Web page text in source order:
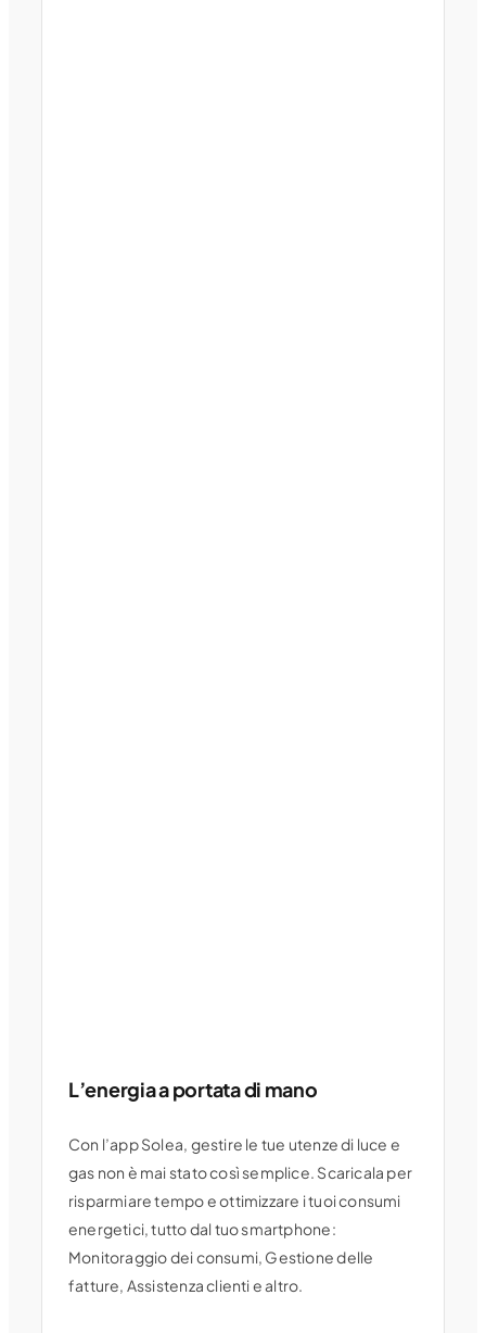
L’energia a portata di mano
Con l’app Solea, gestire le tue utenze di luce e
gas non è mai stato così semplice. Scaricala per
risparmiare tempo e ottimizzare i tuoi consumi
energetici, tutto dal tuo smartphone:
Monitoraggio dei consumi, Gestione delle
fatture, Assistenza clienti e altro.